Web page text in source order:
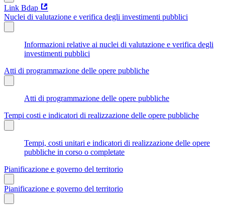
Link Bdap
Nuclei di valutazione e verifica degli investimenti pubblici
Informazioni relative ai nuclei di valutazione e verifica degli
investimenti pubblici
Atti di programmazione delle opere pubbliche
Atti di programmazione delle opere pubbliche
Tempi costi e indicatori di realizzazione delle opere pubbliche
Tempi, costi unitari e indicatori di realizzazione delle opere
pubbliche in corso o completate
Pianificazione e governo del territorio
Pianificazione e governo del territorio